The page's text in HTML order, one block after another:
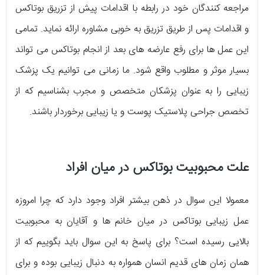
مراجعه کنندگان خود در رابطه با اقدامات پیش از تزریق بوتاکس
و اقدامات پس از طریق تزریق به خوبی مشاوره ارائه نماید. تمامی
این عمل‌ ها برای رفع عارضه‌ های بعد از انجام بوتاکس می‌ تواند
بسیار موثر و مطلوب واقع شود. ما زمانی می‌ توانیم یک پزشک
زیبایی را به عنوان پزشکان متخصص و مجرب بشناسیم که از
تخصص جراحی پلاستیک پوست و یا زیبایی برخوردار باشند.
علت محبوبیت بوتاکس در میان افراد
معمولا این سوال در ذهن بیشتر افراد وجود دارد که چرا امروزه
عمل زیبایی بوتاکس در میان خانم‌ ها و آقایان به محبوبیت
بالایی رسیده است؟ برای پاسخ به این سوال باید بگوییم که از
همان زمان‌ های قدیم انسان همواره به دنبال زیبایی بوده و برای